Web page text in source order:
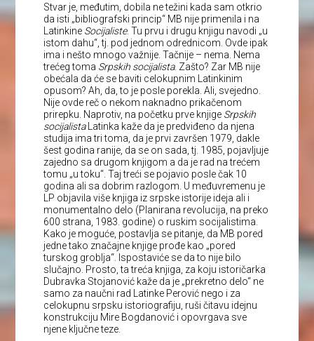
Stvar je, međutim, dobila ne težini kada sam otkrio
da isti „bibliografski princip“ MB nije primenila i na
Latinkine Socijaliste. Tu prvu i drugu knjigu navodi „u
istom dahu“, tj. pod jednom odrednicom. Ovde ipak
ima i nešto mnogo važnije. Tačnije – nema. Nema
trećeg toma Srpskih socijalista. Zašto? Zar MB nije
obećala da će se baviti celokupnim Latinkinim
opusom? Ah, da, to je posle porekla. Ali, svejedno.
Nije ovde reč o nekom naknadno prikačenom
prirepku. Naprotiv, na početku prve knjige Srpskih
socijalistaLatinka kaže da je predviđeno da njena
studija ima tri toma, da je prvi završen 1979, dakle
šest godina ranije, da se on sada, tj. 1985, pojavljuje
zajedno sa drugom knjigom a da je rad na trećem
tomu „u toku“. Taj treći se pojavio posle čak 10
godina ali sa dobrim razlogom. U međuvremenu je
LP objavila više knjiga iz srpske istorije ideja ali i
monumentalno delo (Planirana revolucija, na preko
600 strana, 1983. godine) o ruskim socijalistima.
Kako je moguće, postavlja se pitanje, da MB pored
jedne tako značajne knjige prođe kao „pored
turskog groblja“. Ispostaviće se da to nije bilo
slučajno. Prosto, ta treća knjiga, za koju istoričarka
Dubravka Stojanović kaže da je „prekretno delo“ ne
samo za naučni rad Latinke Perović nego i za
celokupnu srpsku istoriografiju, ruši čitavu idejnu
konstrukciju Mire Bogdanović i opovrgava sve
njene ključne teze.